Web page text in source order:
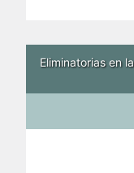
Eliminatorias en